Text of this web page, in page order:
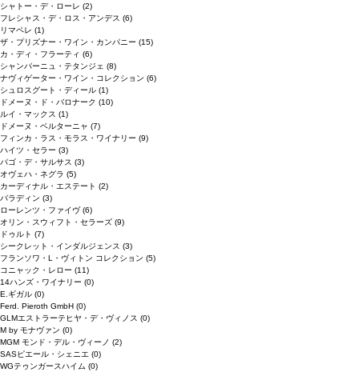
シャトー・デ・ローレ (2)
フレシャス・デ・ロス・アンデス (6)
リマペレ (1)
ザ・プリズナー・ワイン・カンパニー (15)
カ・ディ・フラーティ (6)
シャンパーニュ・テタンジェ (8)
ナヴィゲーター・ワイン・コレクション (6)
シュロスグート・ディール (1)
ドメーヌ・ド・バロナーク (10)
ルイ・マックス (1)
ドメーヌ・ベルターニャ (7)
フィンカ・ラス・モラス・ワイナリー (9)
ハイツ・セラー (3)
パゴ・デ・サルサス (3)
オヴェハ・ネグラ (5)
カーディナル・エステート (2)
パラディン (3)
ローレンツ・ファイヴ(6)
オリン・スウィフト・セラーズ (9)
ドゥルト (7)
シークレット・インダルジェンス (3)
フランソワ・L・ヴィトン コレクション (5)
コニャック・レロー (11)
14ハンズ・ワイナリー (0)
E.ギガル (0)
Ferd. Pieroth GmbH (0)
GLMエストラーテヒヤ・デ・ヴィノス (0)
M by モナヴァン (0)
MGM モンド・デル・ヴィーノ (2)
SASピエール・シェニエ (0)
WGテゥンガースハイム (0)